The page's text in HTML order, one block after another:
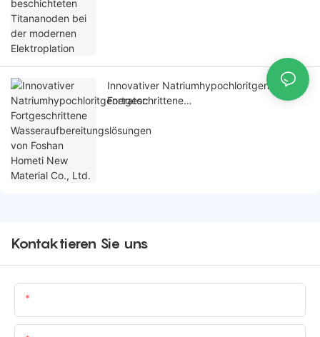
Innovativer Natriumhypochloritgenerator:
Fortgeschrittene
Hometi New Material Co., Ltd.
Kontaktieren Sie uns